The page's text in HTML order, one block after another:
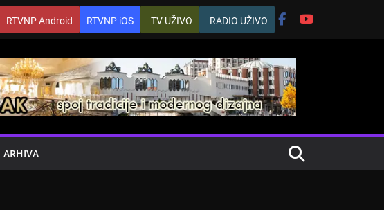
RTVNP Android RTVNP iOS TV UŽIVO RADIO UŽIVO
ARHIVA